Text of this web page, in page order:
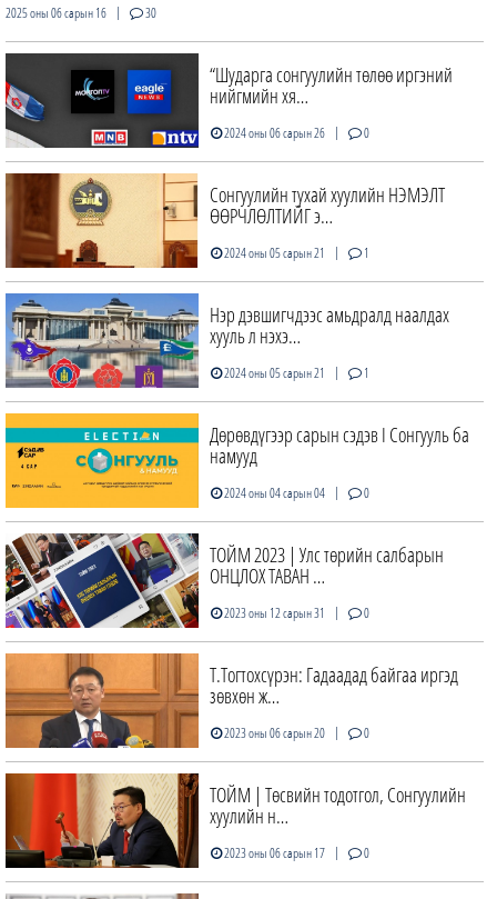
2025 оны 06 сарын 16 | 30
“Шударга сонгуулийн төлөө иргэний
нийгмийн хя…
2024 оны 06 сарын 26 | 0
Сонгуулийн тухай хуулийн НЭМЭЛТ
ӨӨРЧЛӨЛТИЙГ э…
2024 оны 05 сарын 21 | 1
Нэр дэвшигчдээс амьдралд наалдах
хууль л нэхэ…
2024 оны 05 сарын 21 | 1
Дөрөвдүгээр сарын сэдэв I Сонгууль ба
намууд
2024 оны 04 сарын 04 | 0
ТОЙМ 2023 | Улс төрийн салбарын
ОНЦЛОХ ТАВАН …
2023 оны 12 сарын 31 | 0
Т.Тогтохсүрэн: Гадаадад байгаа иргэд
зөвхөн ж…
2023 оны 06 сарын 20 | 0
ТОЙМ | Төсвийн тодотгол, Сонгуулийн
хуулийн н…
2023 оны 06 сарын 17 | 0